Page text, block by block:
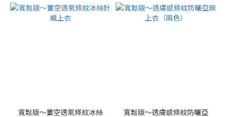
寬鬆版～簍空透氣條紋冰絲
寬鬆版～透膚感條紋防曬亞